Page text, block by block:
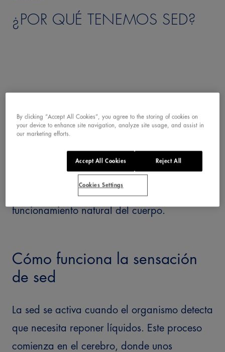
¿POR QUÉ TENEMOS SED?
¿Alguna vez te has preguntado por qué
aparece esa sensación tan clara de querer
beber agua? La sed no es casual: es un
funcionamiento natural del cuerpo.
Cómo funciona la sensación
de sed
La sed se activa cuando el organismo detecta
que necesita reponer líquidos. Este proceso
comienza en el cerebro, donde unos
By clicking “Accept All Cookies”, you agree to the storing of cookies on
your device to enhance site navigation, analyze site usage, and assist in
our marketing efforts.
Reject All
Accept All Cookies
Cookies Settings